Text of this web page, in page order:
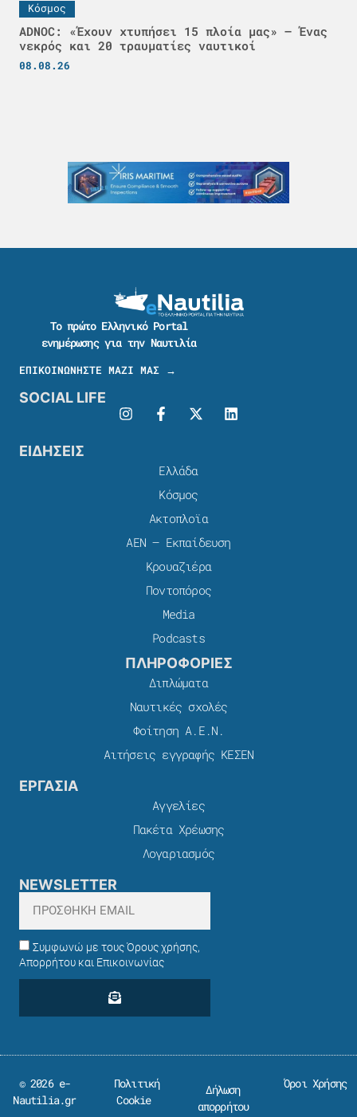
Κόσμος
ADNOC: «Έχουν χτυπήσει 15 πλοία μας» – Ένας
νεκρός και 20 τραυματίες ναυτικοί
08.08.26
Το πρώτο Ελληνικό Portal
ενημέρωσης για την Ναυτιλία
ΕΠΙΚΟΙΝΩΝΗΣΤΕ ΜΑΖΙ ΜΑΣ →
SOCIAL LIFE
ΕΙΔΗΣΕΙΣ
Ελλάδα
Κόσμος
Ακτοπλοϊα
ΑΕΝ – Εκπαίδευση
Κρουαζιέρα
Ποντοπόρος
Media
Podcasts
ΠΛΗΡΟΦΟΡΙΕΣ
Διπλώματα
Ναυτικές σχολές
Φοίτηση Α.Ε.Ν.
Αιτήσεις εγγραφής ΚΕΣΕΝ
ΕΡΓΑΣΙΑ
Αγγελίες
Πακέτα Χρέωσης​
Λογαριασμός
NEWSLETTER
Συμφωνώ με τους Όρους χρήσης,
Απορρήτου και Επικοινωνίας
© 2026 e-
Nautilia.gr
Πολιτική
Cookie
Δήλωση
απορρήτου
Όροι Χρήσης